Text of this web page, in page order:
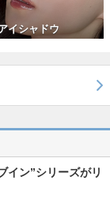
イシャドウ
イン”シリーズがリ